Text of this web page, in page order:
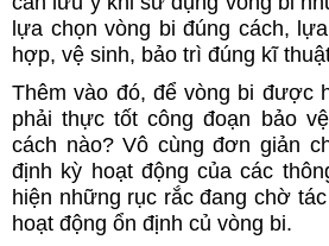
lựa chọn vòng bi đúng cách,
hợp, vệ sinh, bảo trì đúng kĩ
Thêm vào đó, để vòng bi được
phải thực tốt công đoạn bảo
cách nào? Vô cùng đơn giản
định kỳ hoạt động của các
hiện những rục rắc đang chờ
hoạt động ổn định củ vòng bi.